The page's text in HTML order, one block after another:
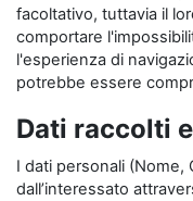
facoltativo, tuttavia il
comportare
l'esperienza di
potrebbe essere
Dati raccolti
I dati personali (Nome,
dall’interessato